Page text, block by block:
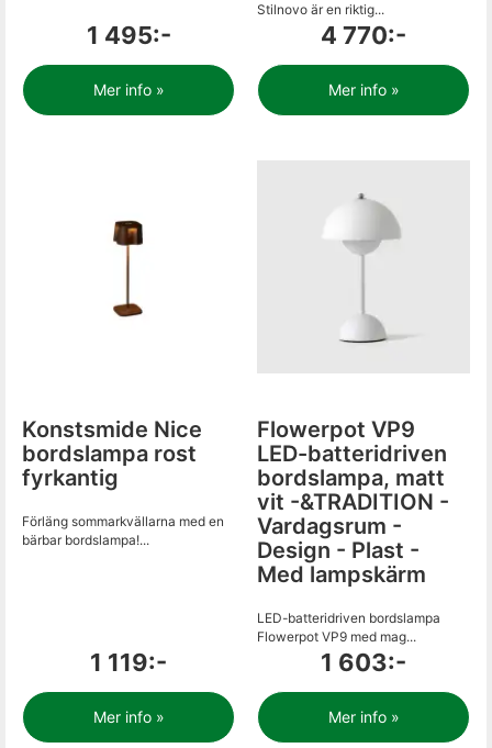
1 495:-
Mer info »
Stilnovo är en riktig...
4 770:-
Mer info »
Konstsmide Nice
bordslampa rost
fyrkantig
Förläng sommarkvällarna med en
bärbar bordslampa!...
1 119:-
Mer info »
Flowerpot VP9
LED-batteridriven
bordslampa, matt
vit -&TRADITION -
Vardagsrum -
Design - Plast -
Med lampskärm
LED-batteridriven bordslampa
Flowerpot VP9 med mag...
1 603:-
Mer info »